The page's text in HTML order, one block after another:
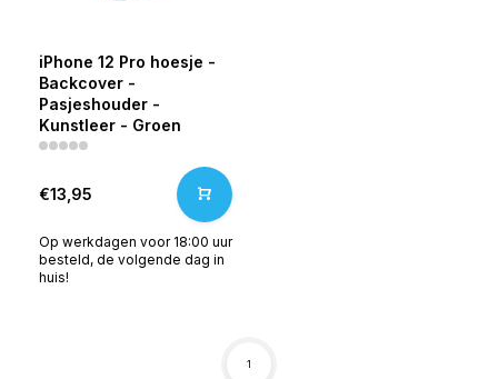
iPhone 12 Pro hoesje -
Backcover -
Pasjeshouder -
Kunstleer - Groen
€13,95
Op werkdagen voor 18:00 uur
besteld, de volgende dag in
huis!
1